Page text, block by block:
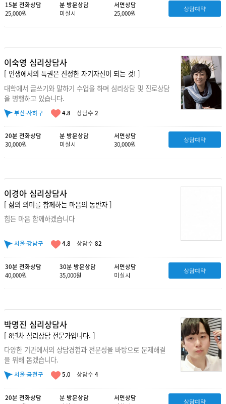
15분 전화상담
25,000원
분 방문상담
미실시
서면상담
25,000원
상담예약
이숙영 심리상담사
[ 인생에서의 특권은 진정한 자기자신이 되는 것! ]
대학에서 글쓰기와 말하기 수업을 하며 심리상담 및 진로상담
을 병행하고 있습니다.
부산·사하구 4.8 상담수 2
20분 전화상담
30,000원
분 방문상담
미실시
서면상담
30,000원
상담예약
이경아 심리상담사
[ 삶의 의미를 함께하는 마음의 동반자 ]
힘든 마음 함께하겠습니다
서울·강남구 4.8 상담수 82
30분 전화상담
40,000원
30분 방문상담
35,000원
서면상담
미실시
상담예약
박명진 심리상담사
[ 8년차 심리상담 전문가입니다. ]
다양한 기관에서의 상담경험과 전문성을 바탕으로 문제해결
을 위해 돕겠습니다.
서울·금천구 5.0 상담수 4
20분 전화상담
분 방문상담
서면상담
상담예약